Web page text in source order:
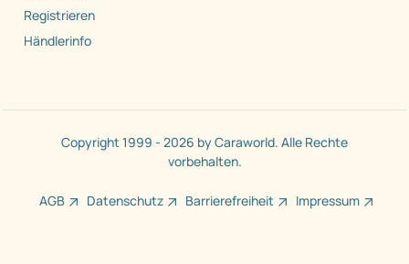
Registrieren
Händlerinfo
Copyright 1999 - 2026 by Caraworld. Alle Rechte
vorbehalten.
AGB Datenschutz Barrierefreiheit Impressum